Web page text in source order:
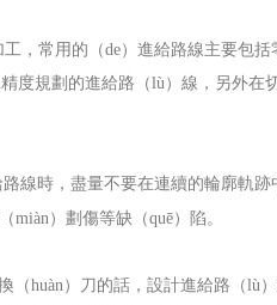
，常用的（de）進給路線主要包
度規劃的進給路（lù）線，另外在
線時，盡量不要在連續的輪廓軌
miàn）劃傷等缺（quē）陷。
（huàn）刀的話，設計進給路（lù